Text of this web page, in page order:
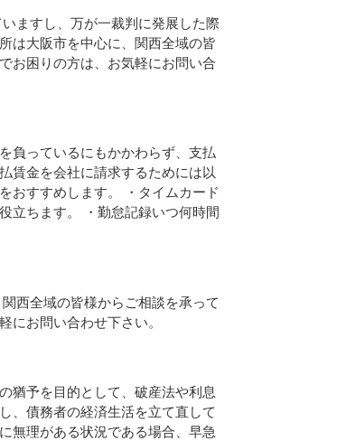
ますし、万が一裁判に発展した際
は大阪市を中心に、関西全域の皆
お困りの方は、お気軽にお問い合
負っているにもかかわらず、支払
賃金を会社に請求するためには以
おすすめします。 ・タイムカード
立ちます。 ・勤怠記録いつ何時間
西全域の皆様からご相談を承って
にお問い合わせ下さい。
猶予を目的として、破産法や利息
、債務者の経済生活を立て直して
無理がある状況である場合、早急